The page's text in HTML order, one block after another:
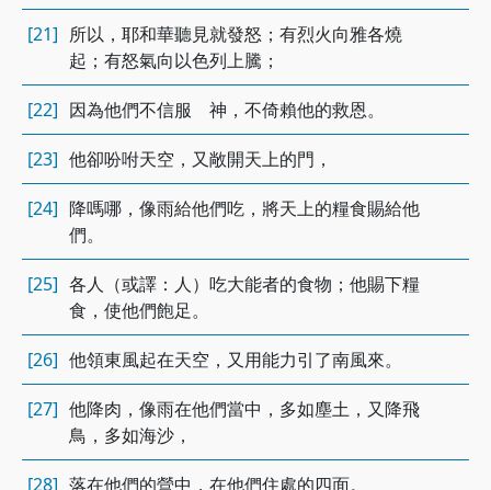
[21] 所以，耶和華聽見就發怒；有烈火向雅各燒
起；有怒氣向以色列上騰；
[22] 因為他們不信服 神，不倚賴他的救恩。
[23] 他卻吩咐天空，又敞開天上的門，
[24] 降嗎哪，像雨給他們吃，將天上的糧食賜給他
們。
[25] 各人（或譯：人）吃大能者的食物；他賜下糧
食，使他們飽足。
[26] 他領東風起在天空，又用能力引了南風來。
[27] 他降肉，像雨在他們當中，多如塵土，又降飛
鳥，多如海沙，
[28] 落在他們的營中，在他們住處的四面。